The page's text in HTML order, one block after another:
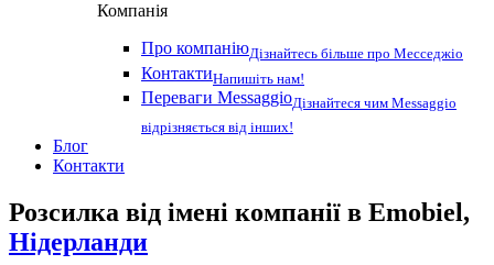
Компанія
Про компаніюДізнайтесь більше про Месседжіо
КонтактиНапишіть нам!
Переваги MessaggioДізнайтеся чим Messaggio
відрізняється від інших!
Блог
Контакти
Розсилка від імені компанії в Emobiel,
Нідерланди